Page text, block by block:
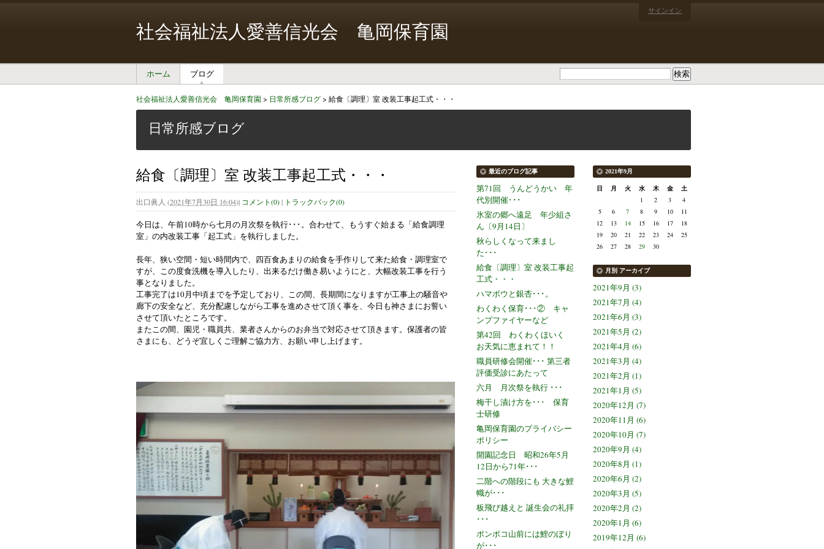
社会福祉法人愛善信光会 亀岡保育園
サインイン
ホーム ブログ
社会福祉法人愛善信光会 亀岡保育園 > 日常所感ブログ> 給食〔調理〕室 改装工事起工式・・・
日常所感ブログ
給食〔調理〕室 改装工事起工式・・・
出口眞人 (2021年7月30日 16:04)| コメント(0)| トラックバック(0)
今日は、午前10時から七月の月次祭を執行･･･。合わせて、もうすぐ始まる「給食調理
室」の内改装工事「起工式」を執行しました。
長年、狭い空間・短い時間内で、四百食あまりの給食を手作りして来た給食・調理室で
すが、この度食洗機を導入したり、出来るだけ働き易いようにと、大幅改装工事を行う
事となりました。
工事完了は10月中頃までを予定しており、この間、長期間になりますが工事上の騒音や
廊下の安全など、充分配慮しながら工事を進めさせて頂く事を、今日も神さまにお誓い
させて頂いたところです。
またこの間、園児・職員共、業者さんからのお弁当で対応させて頂きます。保護者の皆
さまにも、どうぞ宜しくご理解ご協力方、お願い申し上げます。
2021年9月
日 月 火 水 木 金
土
1
2 3
4
5
6 7 8 9 10
11
12
13 14 15 16 17
18
19
20 21 22 23 24
25
26
27 28 29 30
月別 アーカイブ
2021年9月 (3)
2021年7月 (4)
2021年6月 (3)
2021年5月 (2)
2021年4月 (6)
2021年3月 (4)
2021年2月 (1)
2021年1月 (5)
2020年12月 (7)
2020年11月 (6)
2020年10月 (7)
2020年9月 (4)
2020年8月 (1)
2020年6月 (2)
2020年3月 (5)
2020年2月 (2)
2020年1月 (6)
2019年12月 (6)
最近のブログ記事
第71回 うんどうかい 年
代別開催･･･
氷室の郷へ遠足 年少組さ
ん〔9月14日〕
秋らしくなって来まし
た･･･
給食〔調理〕室 改装工事起
工式・・・
ハマボウと銀杏･･･。
わくわく保育･･･② キャ
ンプファイヤーなど
第42回 わくわくほいく
お天気に恵まれて！！
職員研修会開催･･･ 第三者
評価受診にあたって
六月 月次祭を執行 ･･･
梅干し漬け方を･･･ 保育
士研修
亀岡保育園のプライバシー
ポリシー
開園記念日 昭和26年5月
12日から71年･･･
二階への階段にも 大きな鯉
幟が･･･
板飛び越えと 誕生会の礼拝
･･･
ポンポコ山前には鯉のぼり
が･･･